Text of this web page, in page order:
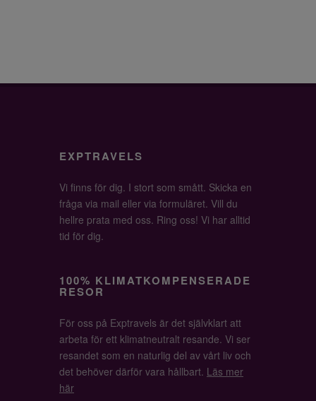
EXPTRAVELS
Vi finns för dig. I stort som smått. Skicka en
fråga via mail eller via formuläret. Vill du
hellre prata med oss. Ring oss! Vi har alltid
tid för dig.
100% KLIMATKOMPENSERADE
RESOR
För oss på Exptravels är det självklart att
arbeta för ett klimatneutralt resande. Vi ser
resandet som en naturlig del av vårt liv och
det behöver därför vara hållbart. Läs mer
här